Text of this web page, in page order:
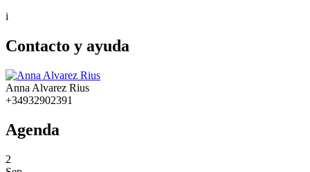
i
Contacto y ayuda
Anna Alvarez Rius
+34932902391
Agenda
2